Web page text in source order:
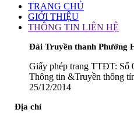
TRANG CHỦ
GIỚI THIỆU
THÔNG TIN LIÊN HỆ
Đài Truyền thanh Phường
Giấy phép trang TTĐT: Số
Thông tin &Truyền thông
25/12/2014
Địa chỉ